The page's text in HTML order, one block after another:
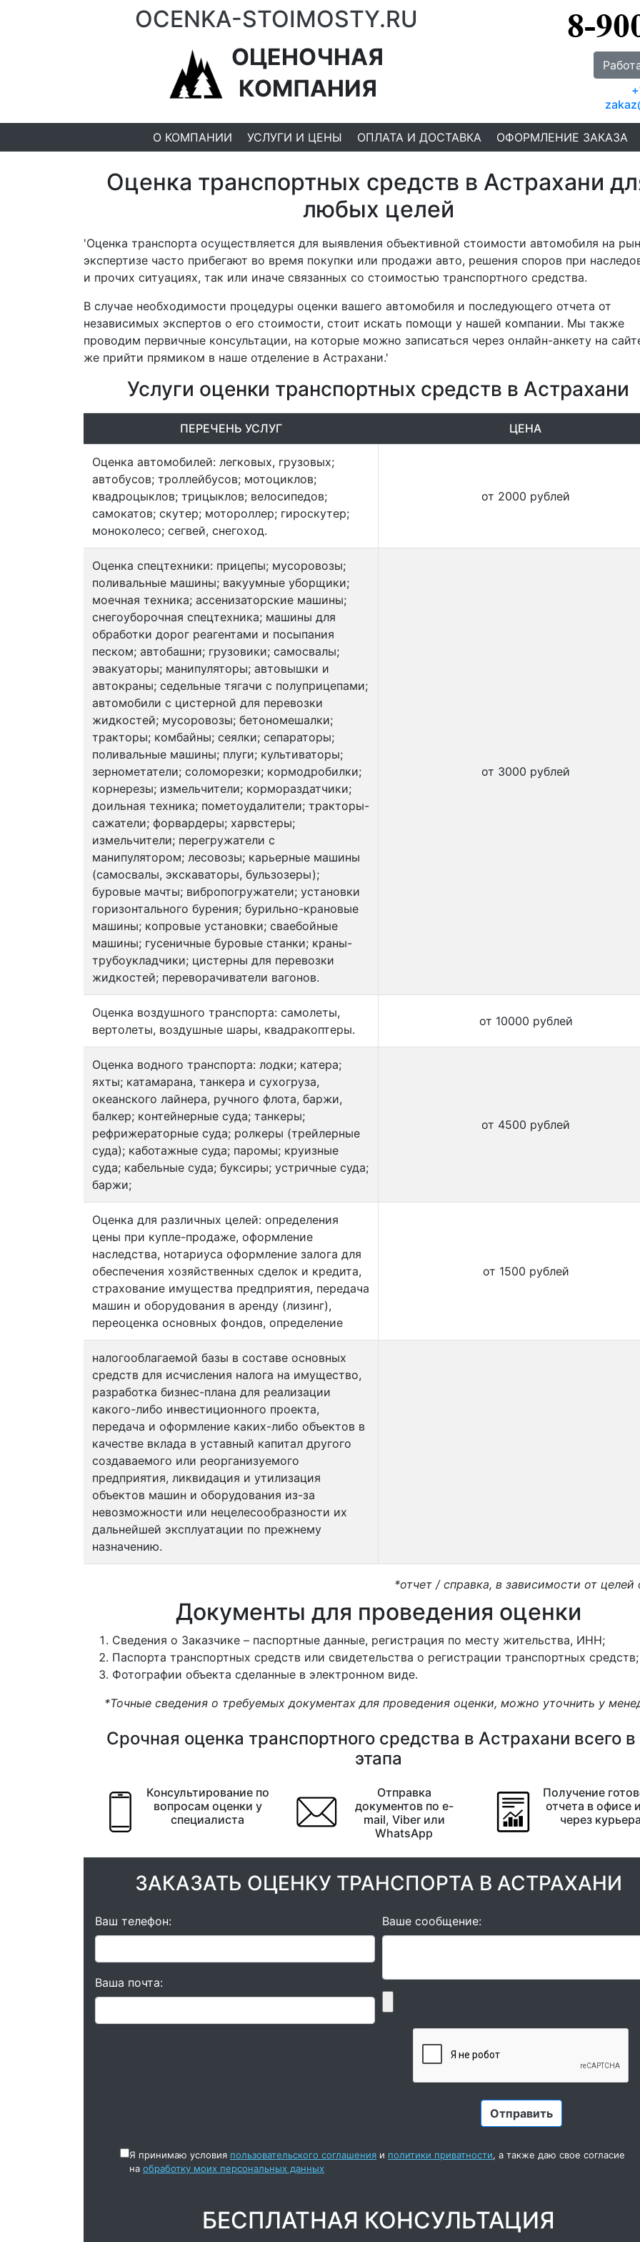
OCENKA-STOIMOSTY.RU
ОЦЕНОЧНАЯ
КОМПАНИЯ
О КОМПАНИИ УСЛУГИ И ЦЕНЫ ОПЛАТА И ДОСТАВКА ОФОРМЛЕНИЕ ЗАКАЗА
Оценка транспортных средств в Астрахани
любых целей
'Оценка транспорта осуществляется для выявления объективной стоимости автомобиля на
экспертизе часто прибегают во время покупки или продажи авто, решения споров при
и прочих ситуациях, так или иначе связанных со стоимостью транспортного средства.
В случае необходимости процедуры оценки вашего автомобиля и последующего отчета от
независимых экспертов о его стоимости, стоит искать помощи у нашей компании. Мы также
проводим первичные консультации, на которые можно записаться через онлайн-анкету на
же прийти прямиком в наше отделение в Астрахани.'
Услуги оценки транспортных средств в Астрахани
ПЕРЕЧЕНЬ УСЛУГ ЦЕНА
Оценка автомобилей: легковых, грузовых;
автобусов; троллейбусов; мотоциклов;
квадроцыклов; трицыклов; велосипедов;
самокатов; скутер; мотороллер; гироскутер;
моноколесо; сегвей, снегоход.
от 2000 рублей
Оценка спецтехники: прицепы; мусоровозы;
поливальные машины; вакуумные уборщики;
моечная техника; ассенизаторские машины;
снегоуборочная спецтехника; машины для
обработки дорог реагентами и посыпания
песком; автобашни; грузовики; самосвалы;
эвакуаторы; манипуляторы; автовышки и
автокраны; седельные тягачи с полуприцепами;
автомобили с цистерной для перевозки
жидкостей; мусоровозы; бетономешалки;
тракторы; комбайны; сеялки; сепараторы;
поливальные машины; плуги; культиваторы;
зернометатели; соломорезки; кормодробилки;
корнерезы; измельчители; кормораздатчики;
доильная техника; пометоудалители; тракторы-
сажатели; форвардеры; харвстеры;
измельчители; перегружатели с
манипулятором; лесовозы; карьерные машины
(самосвалы, экскаваторы, бульзозеры);
буровые мачты; вибропогружатели; установки
горизонтального бурения; бурильно-крановые
машины; копровые установки; сваебойные
машины; гусеничные буровые станки; краны-
трубоукладчики; цистерны для перевозки
жидкостей; переворачиватели вагонов.
от 3000 рублей
Оценка воздушного транспорта: самолеты,
вертолеты, воздушные шары, квадракоптеры.
от 10000 рублей
Оценка водного транспорта: лодки; катера;
яхты; катамарана, танкера и сухогруза,
океанского лайнера, ручного флота, баржи,
балкер; контейнерные суда; танкеры;
рефрижераторные суда; ролкеры (трейлерные
суда); каботажные суда; паромы; круизные
суда; кабельные суда; буксиры; устричные суда;
баржи;
от 4500 рублей
Оценка для различных целей: определения
цены при купле-продаже, оформление
наследства, нотариуса оформление залога для
обеспечения хозяйственных сделок и кредита,
страхование имущества предприятия, передача
машин и оборудования в аренду (лизинг),
переоценка основных фондов, определение
от 1500 рублей
налогооблагаемой базы в составе основных
средств для исчисления налога на имущество,
разработка бизнес-плана для реализации
какого-либо инвестиционного проекта,
передача и оформление каких-либо объектов в
качестве вклада в уставный капитал другого
создаваемого или реорганизуемого
предприятия, ликвидация и утилизация
объектов машин и оборудования из-за
невозможности или нецелесообразности их
дальнейшей эксплуатации по прежнему
назначению.
*отчет / справка, в зависимости от целей
Документы для проведения оценки
Сведения о Заказчике – паспортные данные, регистрация по месту жительства, ИНН;
Паспорта транспортных средств или свидетельства о регистрации транспортных средств;
Фотографии объекта сделанные в электронном виде.
*Точные сведения о требуемых документах для проведения оценки, можно уточнить у
Срочная оценка транспортного средства в Астрахани всего в
этапа
Консультирование по
вопросам оценки у
специалиста
Отправка
документов по e-
mail, Viber или
WhatsApp
Получение
отчета в офисе
через курьера
ЗАКАЗАТЬ ОЦЕНКУ ТРАНСПОРТА В АСТРАХАНИ
Ваш телефон:
Ваша почта:
Ваше сообщение:
Я принимаю условия пользовательского соглашения и политики приватности, а также даю свое согласие
наобработку моих персональных данных
БЕСПЛАТНАЯ КОНСУЛЬТАЦИЯ